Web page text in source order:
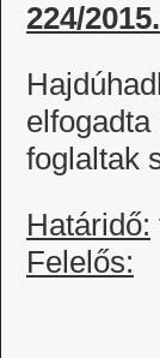
224/
foglaltak
Határidő:
Felelős: